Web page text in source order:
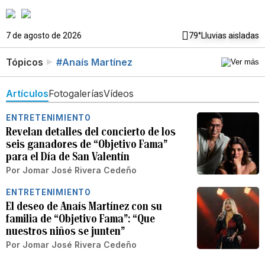
7 de agosto de 2026 79°Lluvias aisladas
Tópicos #Anaís Martínez
ArtículosFotogaleríasVídeos
ENTRETENIMIENTO
Revelan detalles del concierto de los
seis ganadores de “Objetivo Fama”
para el Día de San Valentín
Por Jomar José Rivera Cedeño
ENTRETENIMIENTO
El deseo de Anaís Martínez con su
familia de “Objetivo Fama”: “Que
nuestros niños se junten”
Por Jomar José Rivera Cedeño